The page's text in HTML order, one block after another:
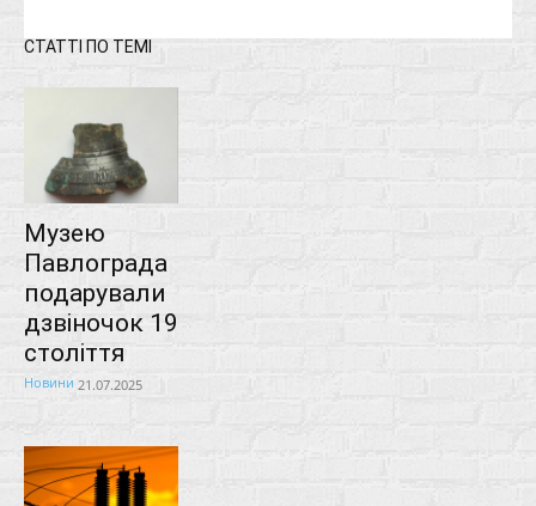
СТАТТІ ПО ТЕМІ
Музею
Павлограда
подарували
дзвіночок 19
століття
Новини 21.07.2025